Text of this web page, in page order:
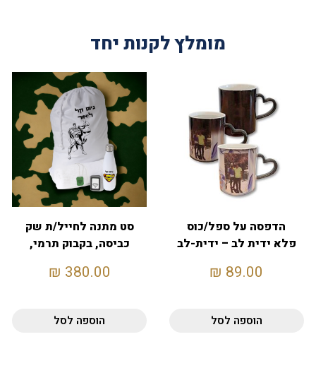
מומלץ לקנות יחד
הדפסה על ספל/כוס
פלא ידית לב – ידית-לב
89.00
₪
הוספה לסל
סט מתנה לחייל/ת שק
כביסה, בקבוק תרמי,
130X70
380.00
₪
הוספה לסל